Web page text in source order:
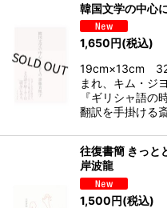
韓国文学の中心
1,650円(税込)
19cm×13cm
まれ、キム・ジ
『ギリシャ語の
翻訳を手掛ける
往復書簡 きっと
岸波龍
1,500円(税込)